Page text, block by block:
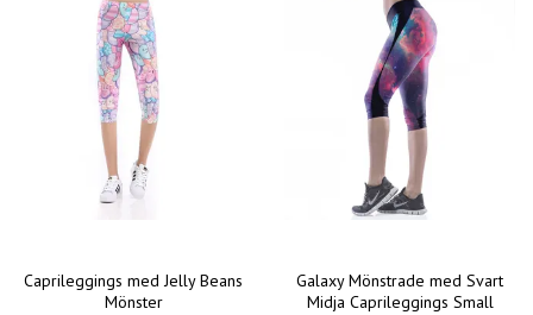
Caprileggings med Jelly Beans
Mönster
Galaxy Mönstrade med Svart
Midja Caprileggings Small